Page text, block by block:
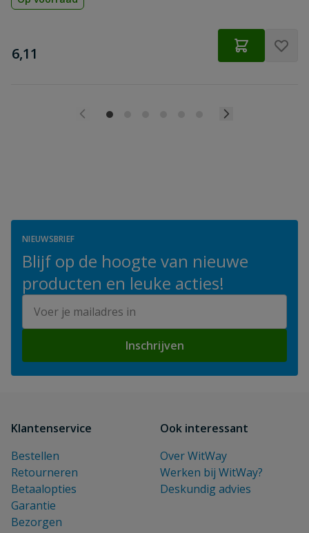
€
6,11
NIEUWSBRIEF
Blijf op de hoogte van nieuwe
producten en leuke acties!
Inschrijven
Klantenservice
Bestellen
Retourneren
Betaalopties
Garantie
Bezorgen
Ook interessant
Over WitWay
Werken bij WitWay?
Deskundig advies